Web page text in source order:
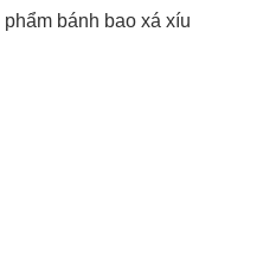
bánh bao xá xíu